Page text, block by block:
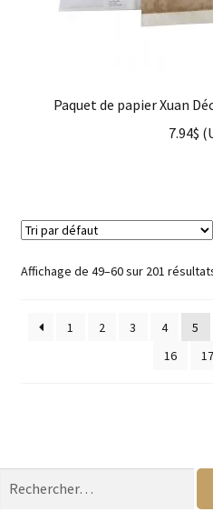
Paquet de papier Xuan
7.94$ (
Affichage de 49–60 sur 201
1 2 3 4 5
16
17